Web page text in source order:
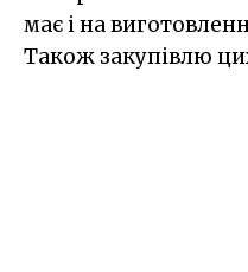
має і на
Також закупівлю